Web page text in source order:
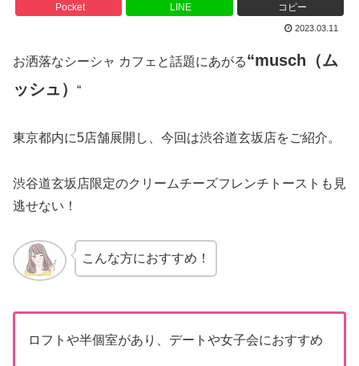
Pocket LINE コピー
2023.03.11
お洒落なシーシャ カフェと話題にあがる“musch（ム
ッシュ）
“
東京都内に5店舗展開し、今回は渋谷道玄坂店をご紹介。
渋谷道玄坂店限定のクリームチーズフレンチトーストも見
逃せない！
こんな方におすすめ！
ロフトや半個室があり、デートや女子会におすすめ